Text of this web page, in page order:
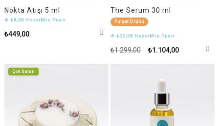
Nokta Atışı 5 ml
🌟 ₺8,98 HepsiMis Puan
₺449,00
The Serum 30 ml
Fırsat Ürünü
🌟 ₺22,08 HepsiMis Puan
₺1.104,00
₺1.299,00
Çok Satan